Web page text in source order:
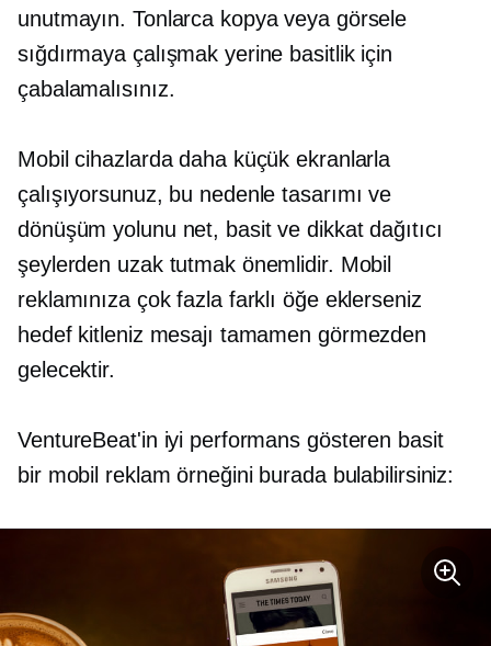
unutmayın. Tonlarca kopya veya görsele
sığdırmaya çalışmak yerine basitlik için
çabalamalısınız.
Mobil cihazlarda daha küçük ekranlarla
çalışıyorsunuz, bu nedenle tasarımı ve
dönüşüm yolunu net, basit ve dikkat dağıtıcı
şeylerden uzak tutmak önemlidir. Mobil
reklamınıza çok fazla farklı öğe eklerseniz
hedef kitleniz mesajı tamamen görmezden
gelecektir.
VentureBeat'in iyi performans gösteren basit
bir mobil reklam örneğini burada bulabilirsiniz: